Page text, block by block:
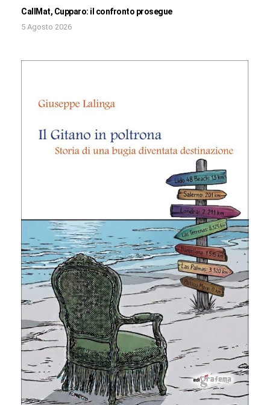
CallMat, Cupparo: il confronto prosegue
5 Agosto 2026